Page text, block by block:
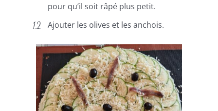
pour qu’il soit râpé plus petit.
Ajouter les olives et les anchois.